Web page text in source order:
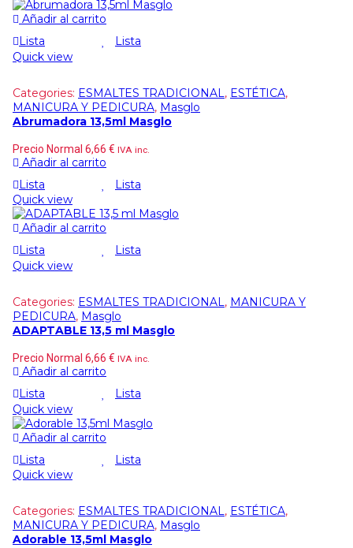
Añadir al carrito
Lista
Lista
Quick view
Categories: ESMALTES TRADICIONAL , ESTÉTICA,
MANICURA Y PEDICURA, Masglo
Abrumadora 13,5ml Masglo
Precio Normal 6,66 € IVA inc.
Añadir al carrito
Lista
Lista
Quick view
Añadir al carrito
Lista
Lista
Quick view
Categories: ESMALTES TRADICIONAL, MANICURA Y
PEDICURA, Masglo
ADAPTABLE 13,5 ml Masglo
Precio Normal 6,66 € IVA inc.
Añadir al carrito
Lista
Lista
Quick view
Añadir al carrito
Lista
Lista
Quick view
Categories: ESMALTES TRADICIONAL, ESTÉTICA,
MANICURA Y PEDICURA, Masglo
Adorable 13,5ml Masglo